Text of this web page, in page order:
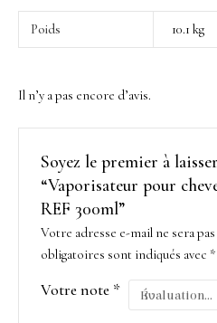
Poids 10.1 kg
Il n’y a pas encore d’avis.
Soyez le premier à
“Vaporisateur pour
REF 300ml”
Votre adresse e-mail ne sera
obligatoires sont indiqués avec *
Votre note *